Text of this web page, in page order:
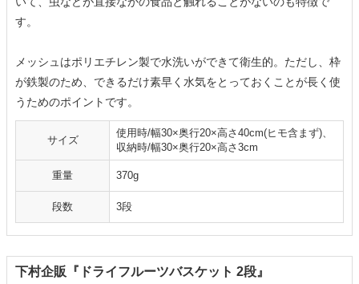
す。
メッシュはポリエチレン製で水洗いができて衛生的。ただし、枠
が鉄製のため、できるだけ素早く水気をとっておくことが長く使
うためのポイントです。
サイズ
使用時/幅30×奥行20×高さ40cm(ヒモ含まず)、
収納時/幅30×奥行20×高さ3cm
重量 370g
段数 3段
下村企販『ドライフルーツバスケット 2段』